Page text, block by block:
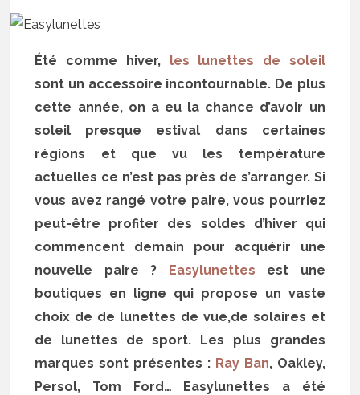
Été comme hiver, les lunettes de soleil
sont un accessoire incontournable. De plus
cette année, on a eu la chance d’avoir un
soleil presque estival dans certaines
régions et que vu les température
actuelles ce n’est pas près de s’arranger. Si
vous avez rangé votre paire, vous pourriez
peut-être profiter des soldes d’hiver qui
commencent demain pour acquérir une
nouvelle paire ? Easylunettes est une
boutiques en ligne qui propose un vaste
choix de de lunettes de vue,de solaires et
de lunettes de sport. Les plus grandes
marques sont présentes : Ray Ban, Oakley,
Persol, Tom Ford… Easylunettes a été